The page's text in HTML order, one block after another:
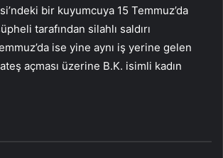
bir kuyumcuya 15 Temmuz’da
tarafından silahlı saldırı
ise yine aynı iş yerine gelen
açması üzerine B.K. isimli kadın